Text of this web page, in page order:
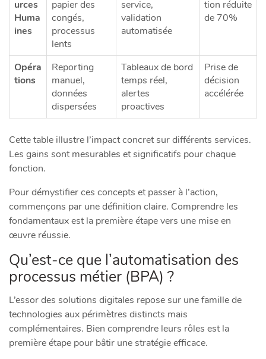
urces
Huma
ines
papier des
congés,
processus
lents
service,
validation
automatisée
tion réduite
de 70%
Opéra
tions
Reporting
manuel,
données
dispersées
Tableaux de bord
temps réel,
alertes
proactives
Prise de
décision
accélérée
Cette table illustre l’impact concret sur différents services.
Les gains sont mesurables et significatifs pour chaque
fonction.
Pour démystifier ces concepts et passer à l’action,
commençons par une définition claire. Comprendre les
fondamentaux est la première étape vers une mise en
œuvre réussie.
Qu’est-ce que l’automatisation des
processus métier (BPA) ?
L’essor des solutions digitales repose sur une famille de
technologies aux périmètres distincts mais
complémentaires. Bien comprendre leurs rôles est la
première étape pour bâtir une stratégie efficace.